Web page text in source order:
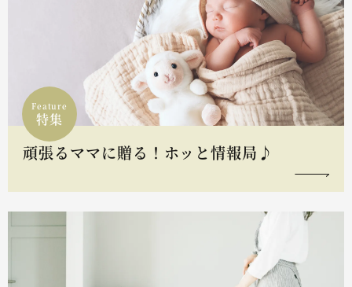
Feature
特集
頑張るママに贈る！ホッと情報局♪